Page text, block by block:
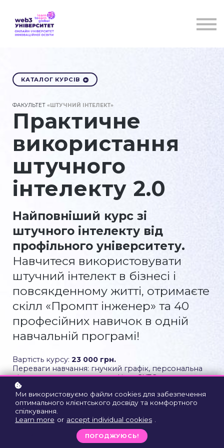
КАТАЛОГ КУРСІВ
ФАКУЛЬТЕТ «ШТУЧНИЙ ІНТЕЛЕКТ»
Практичне
використання
штучного
інтелекту 2.0
Найповніший курс зі
штучного інтелекту від
профільного університету.
Навчитеся використовувати
штучний інтелект в бізнесі і
повсякденному житті, отримаєте
скілл «Промпт інженер» та 40
професійних навичок в одній
навчальній програмі!
Вартість курсу: 23 000 грн.
Переваги навчання: гнучкий графік, персональна
підтримка куратора, сертифікат ЄКТС
Онлайн запис
Ми використовуємо файли cookies для забезпечення
оптимального клієнтського досвіду та комфортного
спілкування.
Learn more or accept individual cookies
ПОГОДЖУЮСЬ!